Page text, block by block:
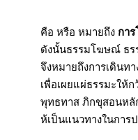
คือ หรือ หมายถึง กา
ดังนั้นธรรมโฆษณ์ ธร
จึงหมายถึงการเดินท
เพื่อเผยแผ่ธรรมะให้
พุทธทาส ภิกขุสอนหลั
ห้เป็นแนวทางในการ